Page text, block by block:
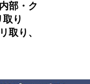
部・ク
り
取り、